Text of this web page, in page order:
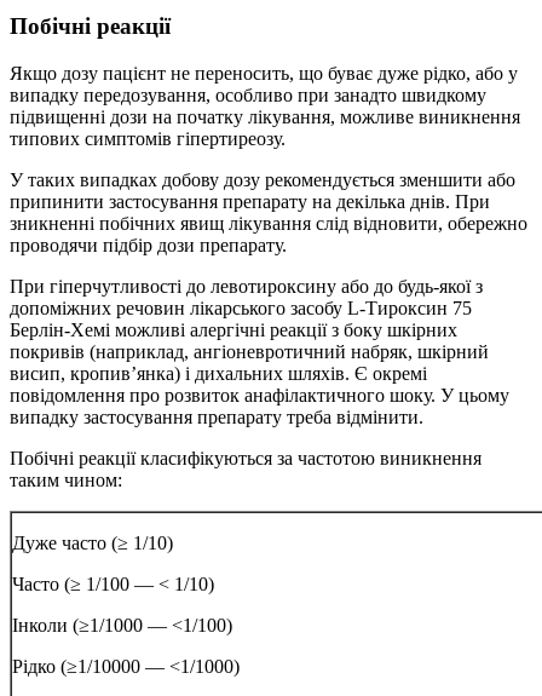
Побічні реакції
Якщо дозу пацієнт не переносить, що буває дуже рідко, або у
випадку передозування, особливо при занадто швидкому
підвищенні дози на початку лікування, можливе виникнення
типових симптомів гіпертиреозу.
У таких випадках добову дозу рекомендується зменшити або
припинити застосування препарату на декілька днів. При
зникненні побічних явищ лікування слід відновити, обережно
проводячи підбір дози препарату.
При гіперчутливості до левотироксину або до будь-якої з
допоміжних речовин лікарського засобу L-Тироксин 75
Берлін-Хемі можливі алергічні реакції з боку шкірних
покривів (наприклад, ангіоневротичний набряк, шкірний
висип, кропив’янка) і дихальних шляхів. Є окремі
повідомлення про розвиток анафілактичного шоку. У цьому
випадку застосування препарату треба відмінити.
Побічні реакції класифікуються за частотою виникнення
таким чином:
Дуже часто (≥ 1/10)
Часто (≥ 1/100 — < 1/10)
Інколи (≥1/1000 — <1/100)
Рідко (≥1/10000 — <1/1000)